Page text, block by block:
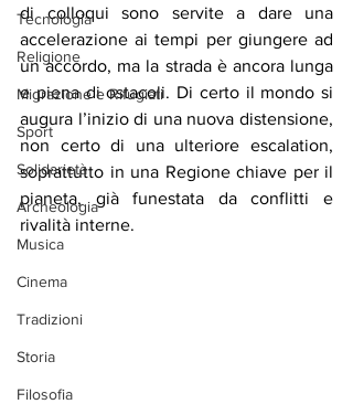
Tecnologia
Religione
Migrazione e Rifugiati
Sport
Solidarietà
Archeologia
Musica
Cinema
Tradizioni
Storia
Filosofia
di colloqui sono servite a dare una
accelerazione ai tempi per giungere ad
un accordo, ma la strada è ancora lunga
e piena di ostacoli. Di certo il mondo si
augura l’inizio di una nuova distensione,
non certo di una ulteriore escalation,
soprattutto in una Regione chiave per il
pianeta, già funestata da conflitti e
rivalità interne.